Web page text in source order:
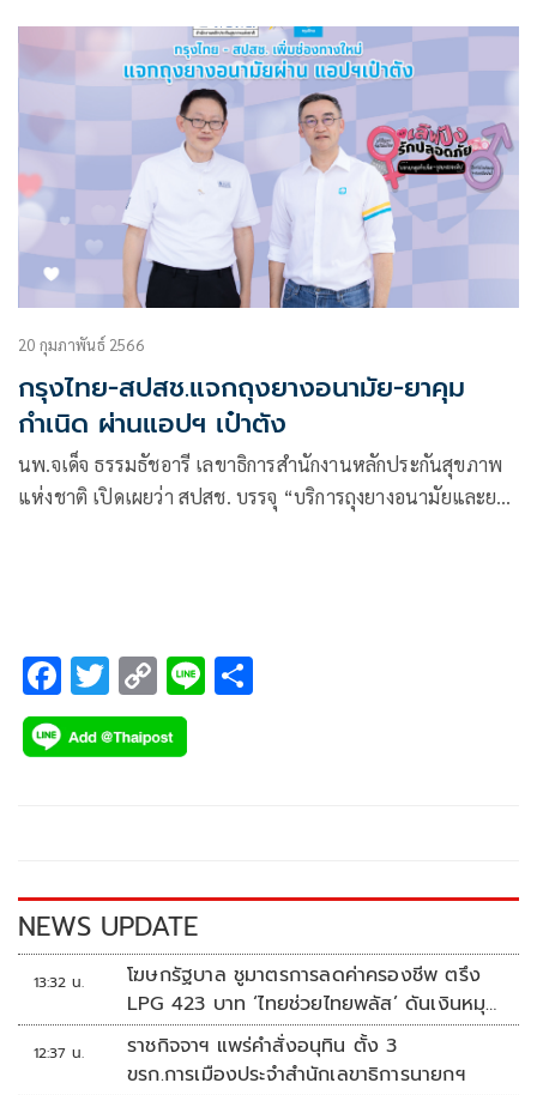
20 กุมภาพันธ์ 2566
กรุงไทย-สปสช.แจกถุงยางอนามัย-ยาคุม
กำเนิด ผ่านแอปฯ เป๋าตัง
นพ.จเด็จ ธรรมธัชอารี เลขาธิการสำนักงานหลักประกันสุขภาพ
แห่งชาติ เปิดเผยว่า สปสช. บรรจุ “บริการถุงยางอนามัยและยา
F
ac
e
k
T
wi
tt
C
o
p
k
Li
NEWS UPDATE
13:32 น.
โฆษกรัฐบาล ชูมาตรการลดค่าครองชีพ ตรึง
LPG 423 บาท ‘ไทยช่วยไทยพลัส’ ดันเงินหมุน
แสนล้าน
12:37 น.
ราชกิจจาฯ แพร่คำสั่งอนุทิน ตั้ง 3
ขรก.การเมืองประจำสำนักเลขาธิการนายกฯ